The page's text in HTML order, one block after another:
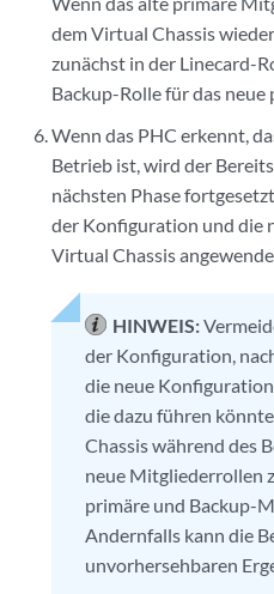
dem Virtual Chassis
zunächst in der Linecard-
Backup-Rolle für das
Wenn das PHC erkennt,
Betrieb ist, wird der
nächsten Phase
der Konfiguration und die
Virtual Chassis
HINWEIS:
der Konfiguration,
die neue
die dazu führen
Chassis während des
neue Mitgliederrollen
primäre und Backup-
Andernfalls kann die
unvorhersehbaren